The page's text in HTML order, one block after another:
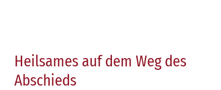
Heilsames auf dem Weg des
Abschieds